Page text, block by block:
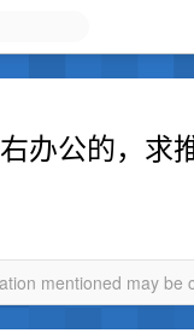
办公的，求
mentioned may be